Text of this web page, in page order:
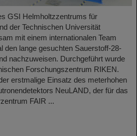
GSI Helmholtzzentrums für
der Technischen Universität
mit einem internationalen Team
den lange gesuchten Sauerstoff-28-
nachzuweisen. Durchgeführt wurde
Forschungszentrum RIKEN.
erstmalige Einsatz des meterhohen
NeuLAND, der für das
FAIR ...